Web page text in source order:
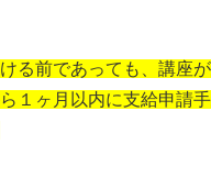
る前であっても、講座
１ヶ月以内に支給申請